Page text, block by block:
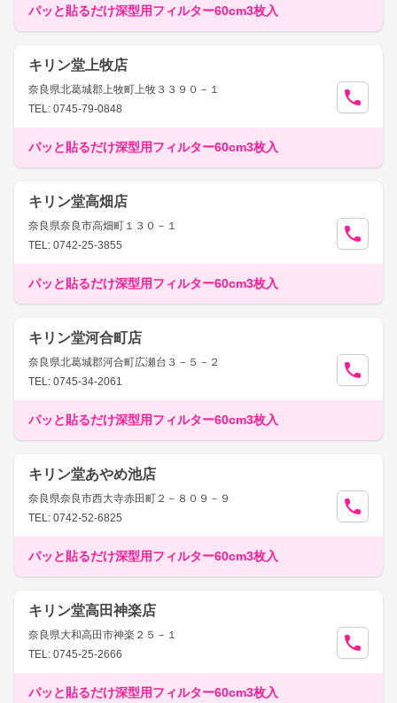
パッと貼るだけ深型用フィルター60cm3枚入
キリン堂上牧店
奈良県北葛城郡上牧町上牧３３９０－１
TEL: 0745-79-0848
パッと貼るだけ深型用フィルター60cm3枚入
キリン堂高畑店
奈良県奈良市高畑町１３０－１
TEL: 0742-25-3855
パッと貼るだけ深型用フィルター60cm3枚入
キリン堂河合町店
奈良県北葛城郡河合町広瀬台３－５－２
TEL: 0745-34-2061
パッと貼るだけ深型用フィルター60cm3枚入
キリン堂あやめ池店
奈良県奈良市西大寺赤田町２－８０９－９
TEL: 0742-52-6825
パッと貼るだけ深型用フィルター60cm3枚入
キリン堂高田神楽店
奈良県大和高田市神楽２５－１
TEL: 0745-25-2666
パッと貼るだけ深型用フィルター60cm3枚入